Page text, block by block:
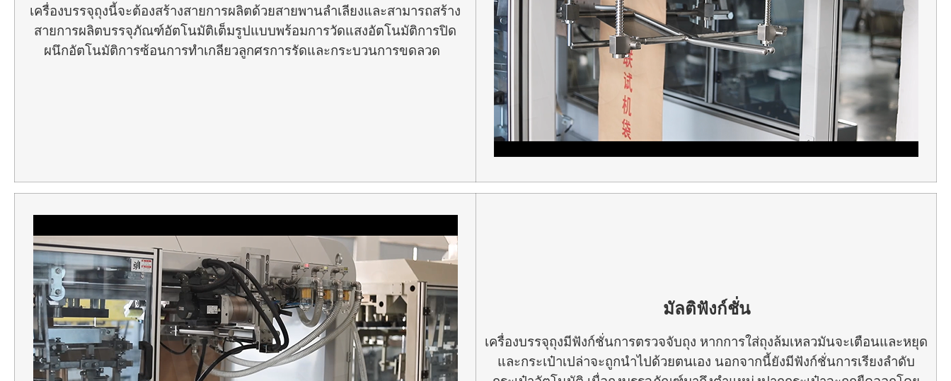
เครื่องบรรจุถุงนี้จะต้องสร้างสายการผลิตด้วยสายพานลำเลียงและสามารถสร้าง
สายการผลิตบรรจุภัณฑ์อัตโนมัติเต็มรูปแบบพร้อมการวัดแสงอัตโนมัติการปิด
ผนึกอัตโนมัติการซ้อนการทำเกลียวลูกศรการรัดและกระบวนการขดลวด
มัลติฟังก์ชั่น
เครื่องบรรจุถุงมีฟังก์ชั่นการตรวจจับถุง หากการใส่ถุงล้มเหลวมันจะเตือนและหยุด
และกระเป๋าเปล่าจะถูกนำไปด้วยตนเอง นอกจากนี้ยังมีฟังก์ชั่นการเรียงลำดับ